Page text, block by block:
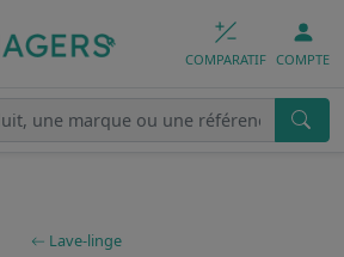
COMPARATIF COMPTE
Lave-linge